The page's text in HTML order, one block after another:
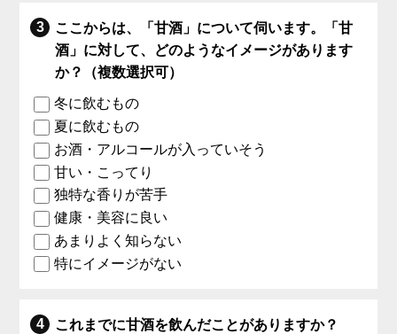
ここからは、「甘酒」について伺います。「甘
酒」に対して、どのようなイメージがあります
か？（複数選択可）
冬に飲むもの
夏に飲むもの
お酒・アルコールが入っていそう
甘い・こってり
独特な香りが苦手
健康・美容に良い
あまりよく知らない
特にイメージがない
これまでに甘酒を飲んだことがありますか？